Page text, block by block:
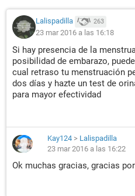
Lalispadilla 263
23 mar 2016 a las 16:18
Si hay presencia de la
posibilidad de embarazo,
cual retraso tu menstruación
dos días y hazte un test de
para mayor efectividad
Kay124 > Lalispadilla
23 mar 2016 a las 16:22
Ok muchas gracias, gracias